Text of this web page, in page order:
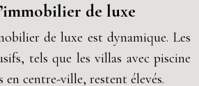
de luxe
de luxe est dynamique. Les
tels que les villas avec piscine
en centre-ville, restent élevés.